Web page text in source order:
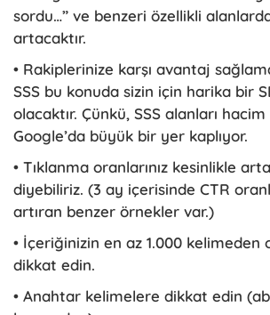
sordu…” ve benzeri özellikli
artacaktır.
• Rakiplerinize karşı avantaj
SSS bu konuda sizin için harika bir
olacaktır. Çünkü, SSS alanları
Google’da büyük bir yer kaplıyor.
• Tıklanma oranlarınız kesinlikle
diyebiliriz. (3 ay içerisinde CTR
artıran benzer örnekler var.)
• İçeriğinizin en az 1.000 kelimeden
dikkat edin.
• Anahtar kelimelere dikkat edin